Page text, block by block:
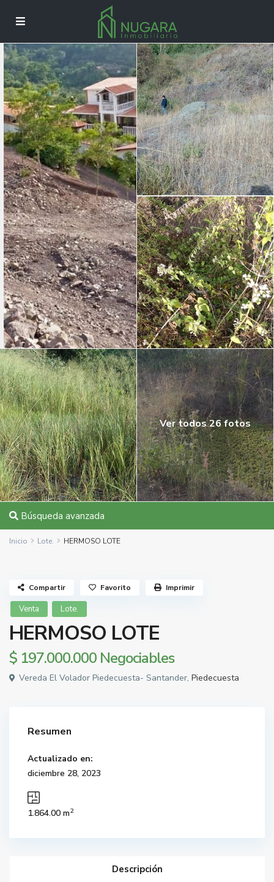
Ver todos 26 fotos
Búsqueda avanzada
Inicio Lote. HERMOSO LOTE
Venta Lote.
HERMOSO LOTE
$ 197.000.000 Negociables
Vereda El Volador Piedecuesta- Santander, Piedecuesta
Compartir Favorito Imprimir
Resumen
Actualizado en:
diciembre 28, 2023
1.864.00 m2
Descripción